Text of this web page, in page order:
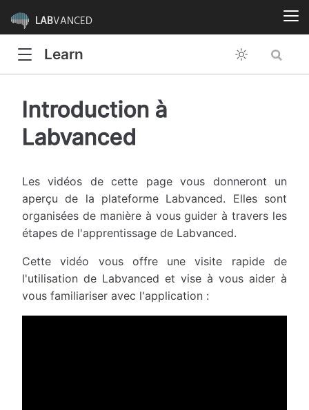
LABVANCED
Learn
Introduction à
Labvanced
Les vidéos de cette page vous donneront un
aperçu de la plateforme Labvanced. Elles sont
organisées de manière à vous guider à travers les
étapes de l'apprentissage de Labvanced.
Cette vidéo vous offre une visite rapide de
l'utilisation de Labvanced et vise à vous aider à
vous familiariser avec l'application :